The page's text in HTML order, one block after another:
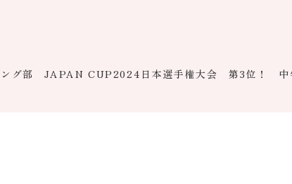
ング部 JAPAN CUP2024日本選手権大会 第3位！ 中